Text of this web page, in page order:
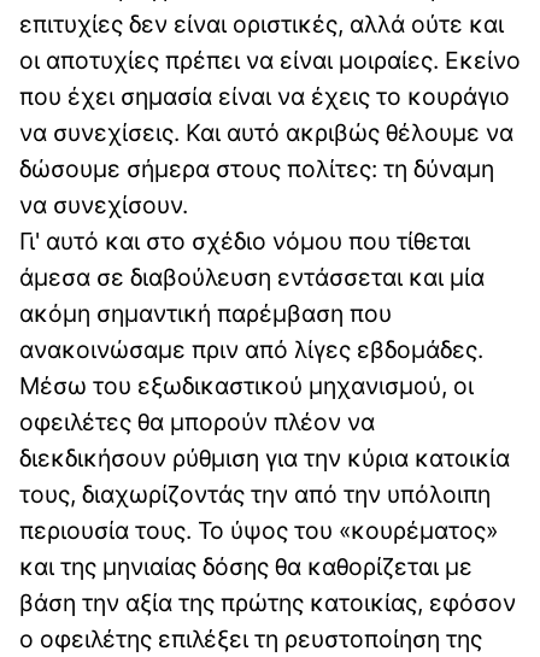
επιτυχίες δεν είναι οριστικές, αλλά ούτε και
οι αποτυχίες πρέπει να είναι μοιραίες. Εκείνο
που έχει σημασία είναι να έχεις το κουράγιο
να συνεχίσεις. Και αυτό ακριβώς θέλουμε να
δώσουμε σήμερα στους πολίτες: τη δύναμη
να συνεχίσουν.
Γι' αυτό και στο σχέδιο νόμου που τίθεται
άμεσα σε διαβούλευση εντάσσεται και μία
ακόμη σημαντική παρέμβαση που
ανακοινώσαμε πριν από λίγες εβδομάδες.
Μέσω του εξωδικαστικού μηχανισμού, οι
οφειλέτες θα μπορούν πλέον να
διεκδικήσουν ρύθμιση για την κύρια κατοικία
τους, διαχωρίζοντάς την από την υπόλοιπη
περιουσία τους. Το ύψος του «κουρέματος»
και της μηνιαίας δόσης θα καθορίζεται με
βάση την αξία της πρώτης κατοικίας, εφόσον
ο οφειλέτης επιλέξει τη ρευστοποίηση της